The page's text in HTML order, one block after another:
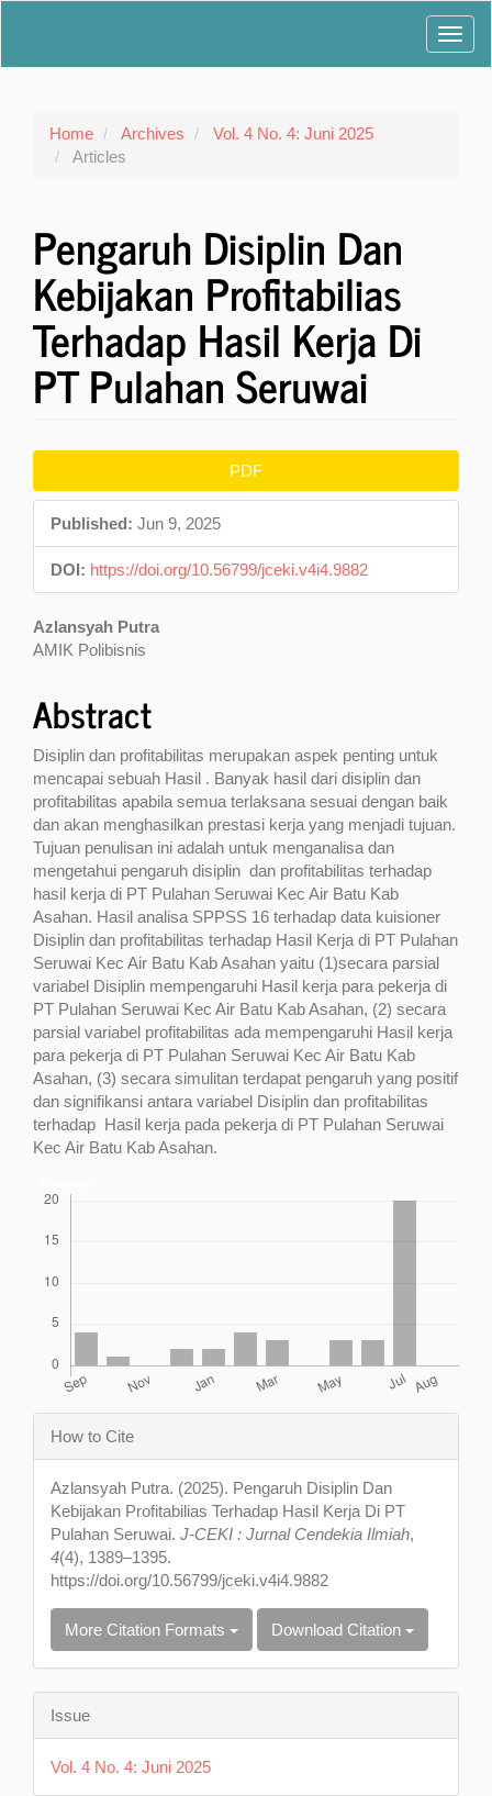
Home Archives
Vol. 4 No. 4: Juni 2025
Articles
Pengaruh Disiplin Dan
Kebijakan Profitabilias
Terhadap Hasil Kerja Di
PT Pulahan Seruwai
Article
Sidebar
PDF
Published: Jun 9, 2025
DOI: https://doi.org/10.56799/jceki.v4i4.9882
Main
Article
Content
Azlansyah Putra
AMIK Polibisnis
Abstract
Disiplin dan profitabilitas merupakan aspek penting untuk
mencapai sebuah Hasil . Banyak hasil dari disiplin dan
profitabilitas apabila semua terlaksana sesuai dengan baik
dan akan menghasilkan prestasi kerja yang menjadi tujuan.
Tujuan penulisan ini adalah untuk menganalisa dan
mengetahui pengaruh disiplin dan profitabilitas terhadap
hasil kerja di PT Pulahan Seruwai Kec Air Batu Kab
Asahan. Hasil analisa SPPSS 16 terhadap data kuisioner
Disiplin dan profitabilitas terhadap Hasil Kerja di PT Pulahan
Seruwai Kec Air Batu Kab Asahan yaitu (1)secara parsial
variabel Disiplin mempengaruhi Hasil kerja para pekerja di
PT Pulahan Seruwai Kec Air Batu Kab Asahan, (2) secara
parsial variabel profitabilitas ada mempengaruhi Hasil kerja
para pekerja di PT Pulahan Seruwai Kec Air Batu Kab
Asahan, (3) secara simulitan terdapat pengaruh yang positif
dan signifikansi antara variabel Disiplin dan profitabilitas
terhadap Hasil kerja pada pekerja di PT Pulahan Seruwai
Kec Air Batu Kab Asahan.
Article
Details
How to Cite
Azlansyah Putra. (2025). Pengaruh Disiplin Dan
Kebijakan Profitabilias Terhadap Hasil Kerja Di PT
Pulahan Seruwai. J-CEKI : Jurnal Cendekia Ilmiah,
4(4), 1389–1395.
https://doi.org/10.56799/jceki.v4i4.9882
More Citation Formats Download Citation
Issue
Vol. 4 No. 4: Juni 2025